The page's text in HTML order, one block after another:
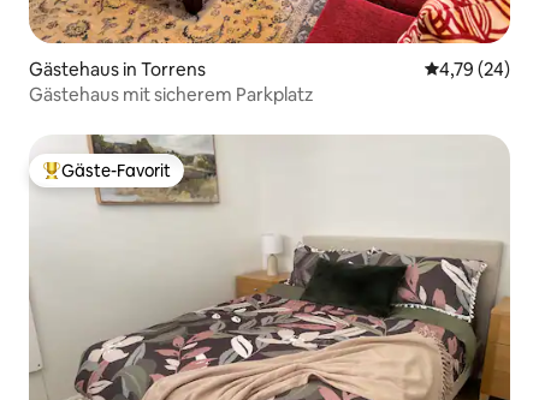
Gästehaus in Torrens
4,79 (24)
Gästehaus mit sicherem Parkplatz
Beliebter Gäste-Favorit.
Gäste-Favorit